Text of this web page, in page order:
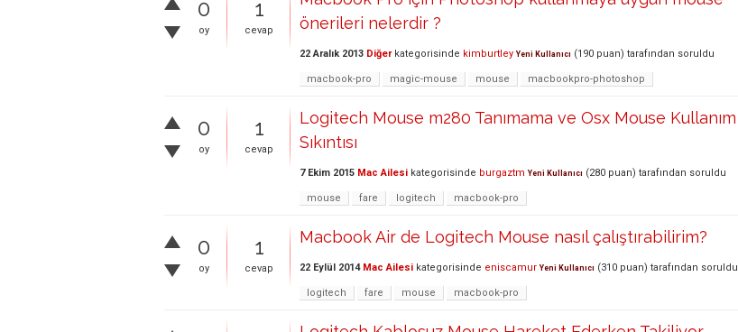
0
oy
1
cevap
önerileri nelerdir ?
22 Aralık 2013 Diğerkategorisinde kimburtley Yeni Kullanıcı (190 puan) tarafından soruldu
macbook-pro magic-mouse mouse macbookpro-photoshop
0
oy
1
cevap
Logitech Mouse m280 Tanımama ve Osx Mouse Kullanım
Sıkıntısı
7 Ekim 2015 Mac Ailesi kategorisinde burgaztm Yeni Kullanıcı (280 puan) tarafından soruldu
mouse fare logitech macbook-pro
0
oy
1
cevap
Macbook Air de Logitech Mouse nasıl çalıştırabilirim?
22 Eylül 2014 Mac Ailesi kategorisinde eniscamur Yeni Kullanıcı (310 puan) tarafından soruldu
logitech fare mouse macbook-pro